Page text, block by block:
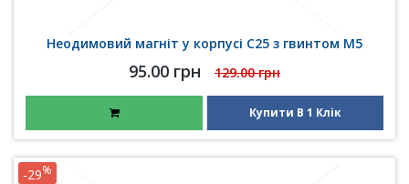
Неодимовий магніт у корпусі C25 з гвинтом M5
95.00 грн 129.00 грн
Купити В 1 Клік
-29%